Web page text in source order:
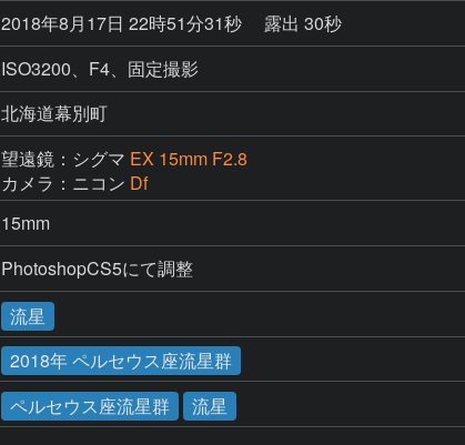
2018年8月17日 22時51分31秒
露出 30秒
ISO3200、F4、固定撮影
北海道幕別町
望遠鏡：シグマ EX 15mm F2.8
カメラ：ニコン Df
15mm
PhotoshopCS5にて調整
流星
2018年 ペルセウス座流星群
ペルセウス座流星群 流星